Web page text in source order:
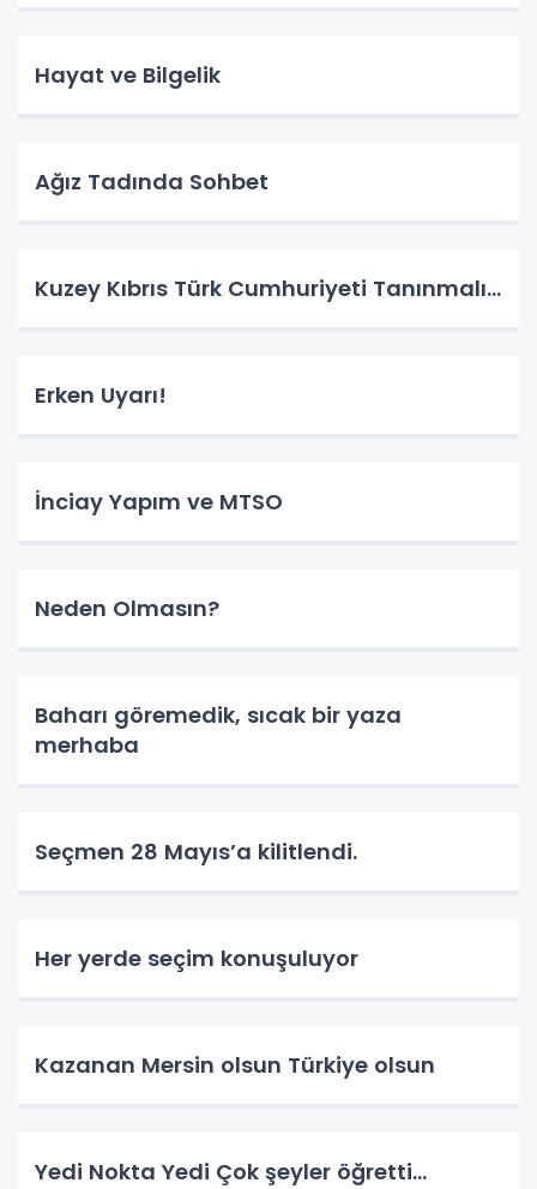
Hayat ve Bilgelik
Ağız Tadında Sohbet
Kuzey Kıbrıs Türk Cumhuriyeti Tanınmalı…
Erken Uyarı!
İnciay Yapım ve MTSO
Neden Olmasın?
Baharı göremedik, sıcak bir yaza
merhaba
Seçmen 28 Mayıs’a kilitlendi.
Her yerde seçim konuşuluyor
Kazanan Mersin olsun Türkiye olsun
Yedi Nokta Yedi Çok şeyler öğretti…